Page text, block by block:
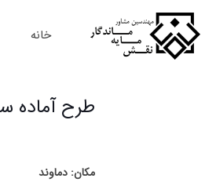
خانه
طرح آماده
مکان: دماوند